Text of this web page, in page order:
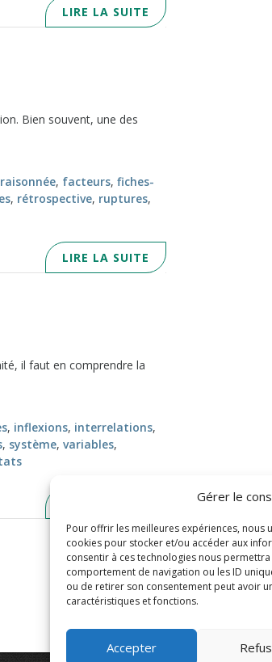
Gérer le
Pour offrir les meilleures expériences, nous
cookies pour stocker et/ou accéder aux
consentir à ces technologies nous
comportement de navigation ou les ID
ou de retirer son consentement peut avoir
caractéristiques et fonctions.
Accepter
LIRE LA SUITE
Bien souvent, une des
, facteurs, fiches-
, rétrospective, ruptures,
LIRE LA SUITE
il faut en comprendre la
, inflexions, interrelations,
, système, variables,